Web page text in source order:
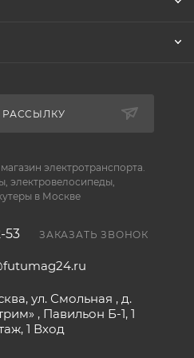
электротранспорта.
электровелосипеды,
в Москве
53 ЗАКАЗАТЬ ЗВОНОК
ул. Смольная , д.
, Павильон Б-1, 1
1 Вход